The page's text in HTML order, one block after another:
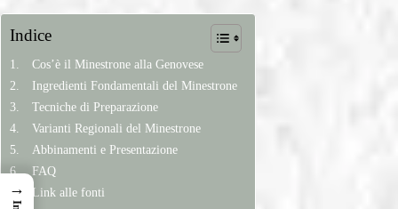
Indice
Cos’è il Minestrone alla Genovese
Ingredienti Fondamentali del Minestrone
Tecniche di Preparazione
Varianti Regionali del Minestrone
Abbinamenti e Presentazione
FAQ
Link alle fonti
→